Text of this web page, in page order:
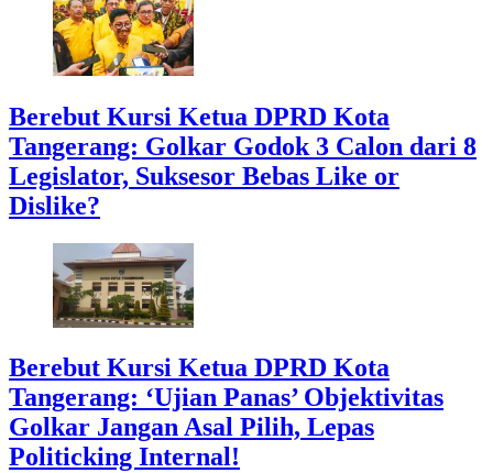
Berebut Kursi Ketua DPRD Kota
Tangerang: Golkar Godok 3 Calon dari 8
Legislator, Suksesor Bebas Like or
Dislike?
Berebut Kursi Ketua DPRD Kota
Tangerang: ‘Ujian Panas’ Objektivitas
Golkar Jangan Asal Pilih, Lepas
Politicking Internal!